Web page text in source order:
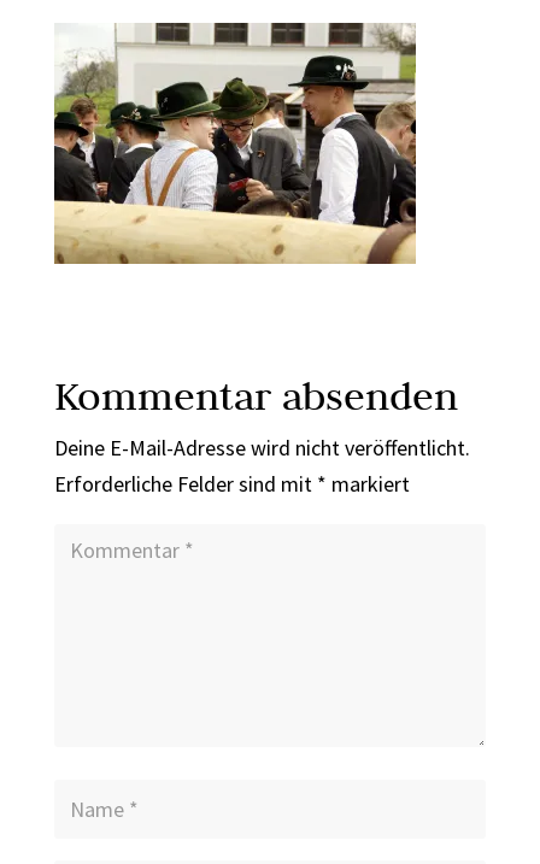
Kommentar absenden
Deine E-Mail-Adresse wird nicht veröffentlicht.
Erforderliche Felder sind mit * markiert